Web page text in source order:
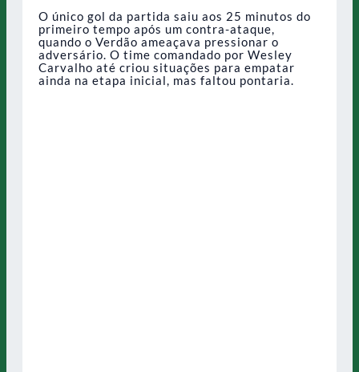
O único gol da partida saiu aos 25 minutos do
primeiro tempo após um contra-ataque,
quando o Verdão ameaçava pressionar o
adversário. O time comandado por Wesley
Carvalho até criou situações para empatar
ainda na etapa inicial, mas faltou pontaria.